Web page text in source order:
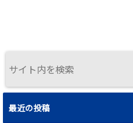
最近の投稿